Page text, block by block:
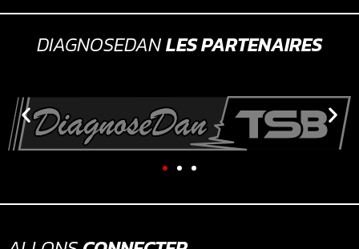
DIAGNOSEDANLES PARTENAIRES